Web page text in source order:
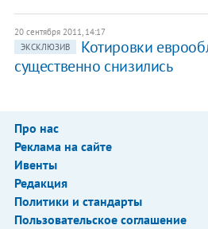
20 сентября 2011, 14:17
ЭКСКЛЮЗИВ
Котировки
существенно снизились
Про нас
Реклама на сайте
Ивенты
Редакция
Политики и стандарты
Пользовательское соглашение